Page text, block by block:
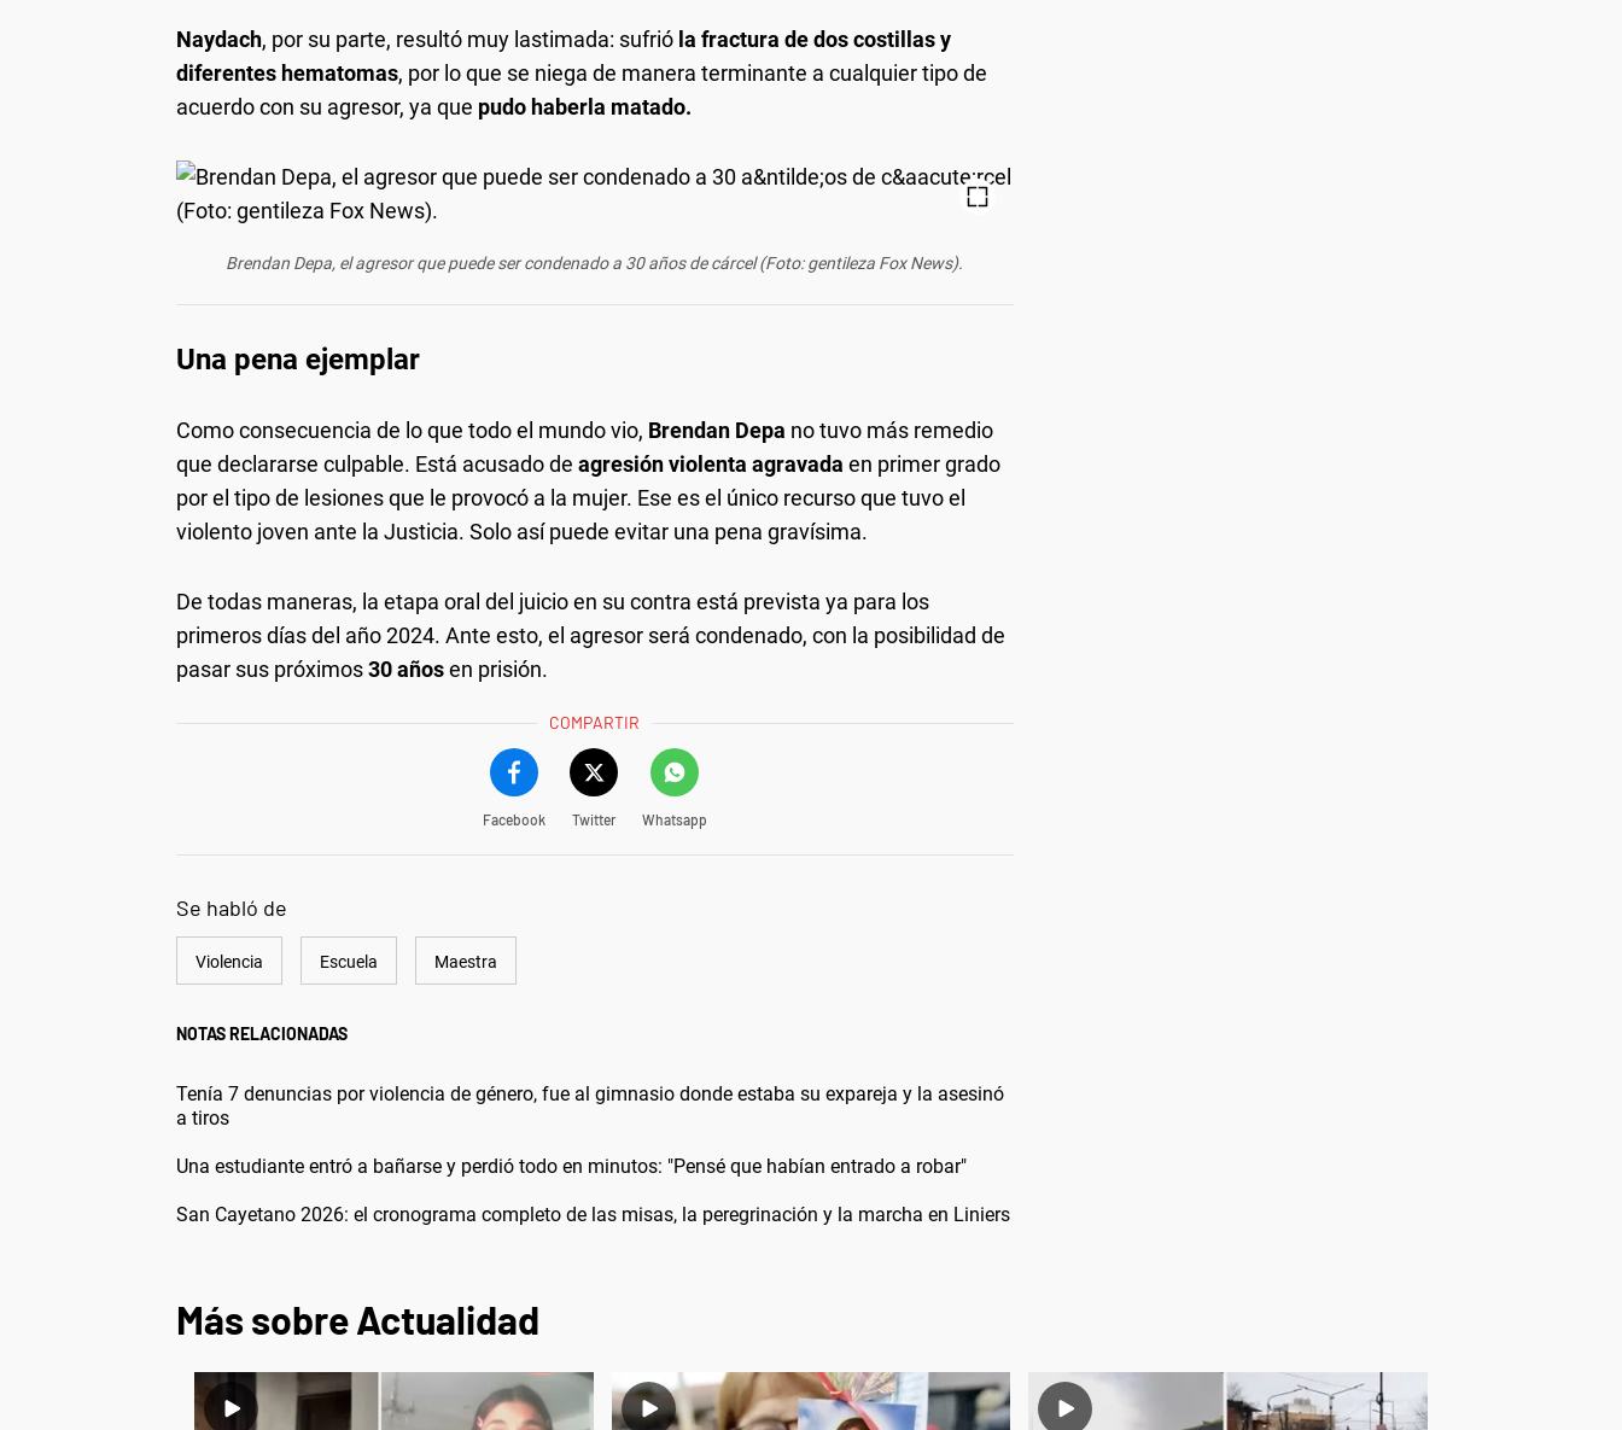
Naydach, por su parte, resultó muy lastimada: sufrió la fractura de dos costillas y
diferentes hematomas, por lo que se niega de manera terminante a cualquier tipo de
acuerdo con su agresor, ya que pudo haberla matado.
Brendan Depa, el agresor que puede ser condenado a 30 años de cárcel (Foto: gentileza Fox News).
Una pena ejemplar
Como consecuencia de lo que todo el mundo vio, Brendan Depa no tuvo más remedio
que declararse culpable. Está acusado de agresión violenta agravada en primer grado
por el tipo de lesiones que le provocó a la mujer. Ese es el único recurso que tuvo el
violento joven ante la Justicia. Solo así puede evitar una pena gravísima.
De todas maneras, la etapa oral del juicio en su contra está prevista ya para los
primeros días del año 2024. Ante esto, el agresor será condenado, con la posibilidad de
pasar sus próximos30 añosen prisión.
COMPARTIR
Facebook Twitter Whatsapp
Se habló de
Violencia Escuela Maestra
NOTAS RELACIONADAS
Tenía 7 denuncias por violencia de género, fue al gimnasio donde estaba su expareja y la asesinó
a tiros
Una estudiante entró a bañarse y perdió todo en minutos: "Pensé que habían entrado a robar"
San Cayetano 2026: el cronograma completo de las misas, la peregrinación y la marcha en Liniers
Más sobre Actualidad